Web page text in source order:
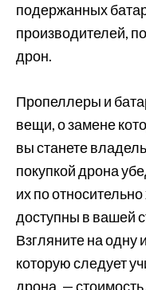
подержанных
производителей,
дрон.
Пропеллеры и
вещи, о замене
вы станете
покупкой дрона
их по
доступны в вашей
Взгляните на
которую следует
дрона, — стоимость.